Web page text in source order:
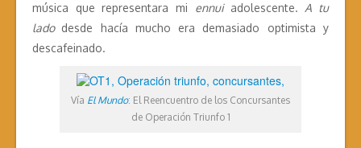
música que representara mi ennuiadolescente.A tu
lado desde hacía mucho era demasiado optimista y
descafeinado.
Vía El Mundo: El Reencuentro de los Concursantes
de Operación Triunfo 1